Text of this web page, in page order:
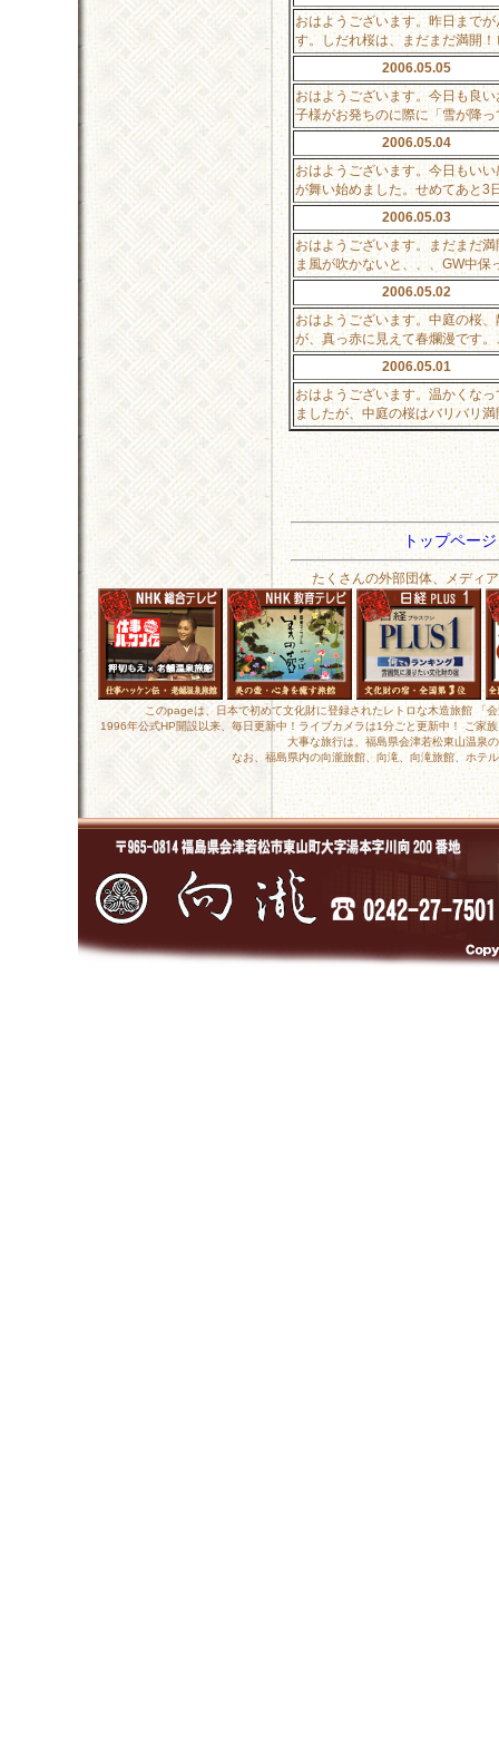
おはようございます。昨日まで
す。しだれ桜は、まだまだ満開
2006.05.05
おはようございます。今日も良
子様がお発ちのに際に「雪が降
2006.05.04
おはようございます。今日もい
が舞い始めました。せめてあと3
2006.05.03
おはようございます。まだまだ
ま風が吹かないと、、、GW中
2006.05.02
おはようございます。中庭の桜
が、真っ赤に見えて春爛漫です
2006.05.01
おはようございます。温かくな
ましたが、中庭の桜はバリバリ
トップペー
たくさんの外部団体、メディ
このpageは、日本で初めて文化財に登録されたレトロな木造旅館
1996年公式HP開設以来、毎日更新中！ライブカメラは1分ごと更新中！ ご家
大事な旅行は、福島県会津若松東山温泉
なお、福島県内の向瀧旅館、向滝、向滝旅館、ホテ